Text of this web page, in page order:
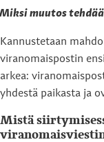
Miksi muutos
Kannustetaan
viranomaispostin
arkea:
yhdestä paikasta ja
Mistä